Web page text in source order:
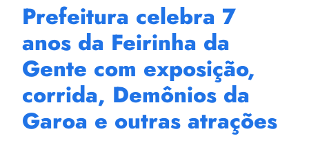
Prefeitura celebra 7
anos da Feirinha da
Gente com exposição,
corrida, Demônios da
Garoa e outras atrações